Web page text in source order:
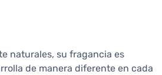
naturales, su fragancia es
de manera diferente en cada